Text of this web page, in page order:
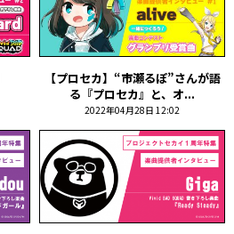
【プロセカ】“市瀬るぽ”さんが語
る『プロセカ』と、オ...
2022年04月28日 12:02